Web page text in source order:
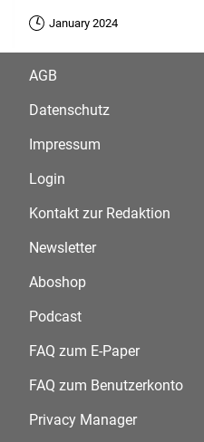
January 2024
AGB
Datenschutz
Impressum
Login
Kontakt zur Redaktion
Newsletter
Aboshop
Podcast
FAQ zum E-Paper
FAQ zum Benutzerkonto
Privacy Manager